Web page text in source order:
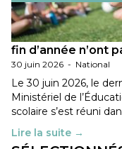
Les décisions
fin d’année n’ont
30 juin 2026 - National
Le 30 juin 2026, le
Ministériel de
scolaire s’est réuni
Lire la suite →